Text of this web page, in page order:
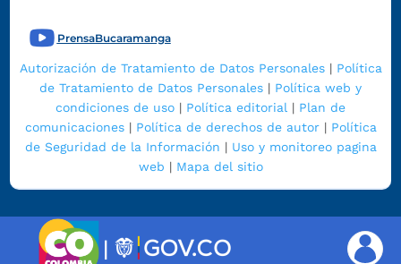
PrensaBucaramanga
Autorización de Tratamiento de Datos Personales| Política
de Tratamiento de Datos Personales | Política web y
condiciones de uso | Política editorial | Plan de
comunicaciones| Política de derechos de autor| Política
de Seguridad de la Información | Uso y monitoreo pagina
web | Mapa del sitio
|